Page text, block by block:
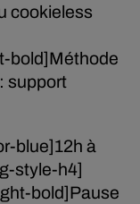
cookieless
bold]Méthode
support
blue]12h à
style-h4]
bold]Pause